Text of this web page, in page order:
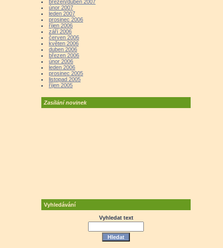
březen/duben 2007
únor 2007
leden 2007
prosinec 2006
říjen 2006
září 2006
červen 2006
květen 2006
duben 2006
březen 2006
únor 2006
leden 2006
prosinec 2005
listopad 2005
říjen 2005
Zasílání novinek
Vyhledávání
Vyhledat text